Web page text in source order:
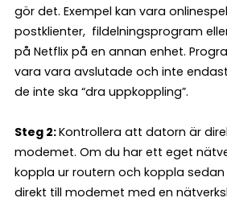
gör det. Exempel kan vara
postklienter, fildelningsprogram
på Netflix på en annan enhet.
vara vara avslutade och inte
de inte ska “dra uppkoppling”.
Steg 2:Kontrollera att datorn är
modemet. Om du har ett eget
koppla ur routern och koppla
direkt till modemet med en